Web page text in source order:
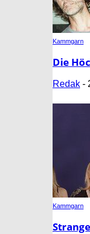
Kammgarn
Die
Redak -
Kammgarn